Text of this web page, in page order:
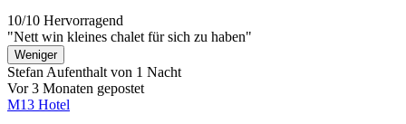
10/10 Hervorragend
"Nett win kleines chalet für sich zu haben"
Weniger
Stefan Aufenthalt von 1 Nacht
Vor 3 Monaten gepostet
M13 Hotel